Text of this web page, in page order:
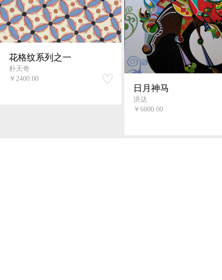
花格纹系列之一
朴天奇
￥2400.00
日月神马
洪达
￥6000.00